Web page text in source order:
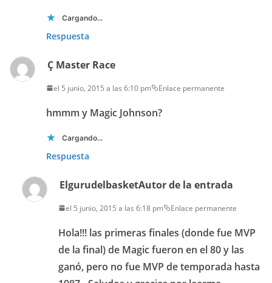
Cargando...
Respuesta
Ç Master Race
el 5 junio, 2015 a las 6:10 pm Enlace permanente
hmmm y Magic Johnson?
Cargando...
Respuesta
ElgurudelbasketAutor de la entrada
el 5 junio, 2015 a las 6:18 pm Enlace permanente
Hola!!! las primeras finales (donde fue MVP
de la final) de Magic fueron en el 80 y las
ganó, pero no fue MVP de temporada hasta